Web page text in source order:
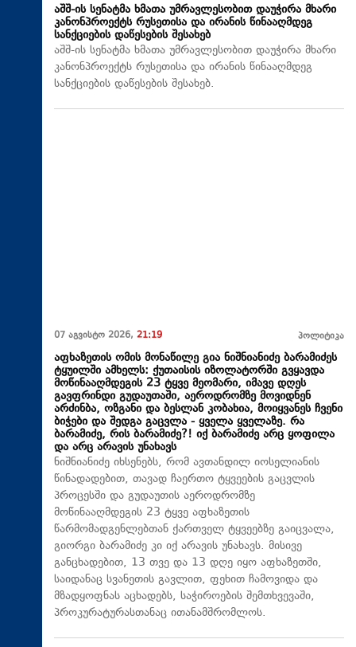
აშშ-ის სენატმა ხმათა უმრავლესობით დაუჭირა მხარი
კანონპროექტს რუსეთისა და ირანის წინააღმდეგ
სანქციების დაწესების შესახებ
აშშ-ის სენატმა ხმათა უმრავლესობით დაუჭირა მხარი
კანონპროექტს რუსეთისა და ირანის წინააღმდეგ
სანქციების დაწესების შესახებ.
07 აგვისტო 2026, 21:19 პოლიტიკა
აფხაზეთის ომის მონაწილე გია ნიშნიანიძე ბარამიძეს
ტყუილში ამხელს: ქუთაისის იზოლატორში გვყავდა
მოწინააღმდეგის 23 ტყვე მეომარი, იმავე დღეს
გავფრინდი გუდაუთაში, აეროდრომზე მოვიდნენ
არძინბა, ოზგანი და ბესლან კობახია, მოიყვანეს ჩვენი
ბიჭები და შედგა გაცვლა - ყველა ყველაზე. რა
ბარამიძე, რის ბარამიძე?! იქ ბარამიძე არც ყოფილა
და არც არავის უნახავს
ნიშნიანიძე იხსენებს, რომ ავთანდილ იოსელიანის
წინადადებით, თავად ჩაერთო ტყვეების გაცვლის
პროცესში და გუდაუთის აეროდრომზე
მოწინააღმდეგის 23 ტყვე აფხაზეთის
წარმომადგენლებთან ქართველ ტყვეებზე გაიცვალა,
გიორგი ბარამიძე კი იქ არავის უნახავს. მისივე
განცხადებით, 13 თვე და 13 დღე იყო აფხაზეთში,
საიდანაც სვანეთის გავლით, ფეხით ჩამოვიდა და
მზადყოფნას აცხადებს, საჭიროების შემთხვევაში,
პროკურატურასთანაც ითანამშრომლოს.